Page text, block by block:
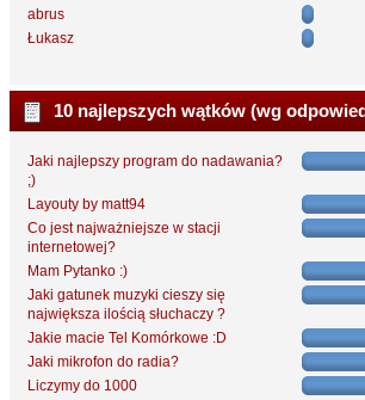
abrus
Łukasz
10 najlepszych wątków (wg
Jaki najlepszy program do nadawania?
;)
Layouty by matt94
Co jest najważniejsze w stacji
internetowej?
Mam Pytanko :)
Jaki gatunek muzyki cieszy się
największa ilością słuchaczy ?
Jakie macie Tel Komórkowe :D
Jaki mikrofon do radia?
Liczymy do 1000